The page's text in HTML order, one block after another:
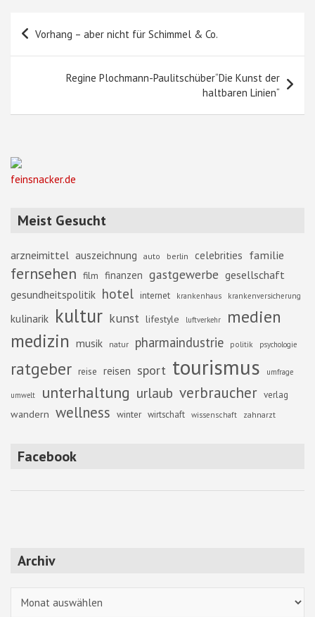
Beitragsnavigation
Vorhang – aber nicht für Schimmel & Co.
Regine Plochmann-Paulitschüber“Die Kunst der
haltbaren Linien“
feinsnacker.de
Meist Gesucht
arzneimittel auszeichnung auto berlin celebrities familie
fernsehen film finanzen gastgewerbe gesellschaft
gesundheitspolitik hotel internet krankenhaus krankenversicherung
kulinarik kultur kunst lifestyle luftverkehr medien
medizin musik natur pharmaindustrie politik psychologie
ratgeber reise reisen sport tourismus umfrage
umwelt unterhaltung urlaub verbraucher verlag
wandern wellness winter wirtschaft wissenschaft zahnarzt
Facebook
Archiv